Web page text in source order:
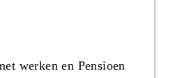
werken en Pensioen